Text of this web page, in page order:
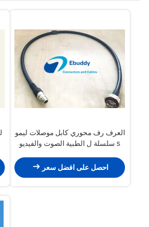
العرف رف محوري كابل موصلات ليمو
s سلسلة ل الطبية الصوت والفيديو
احصل على افضل سعر